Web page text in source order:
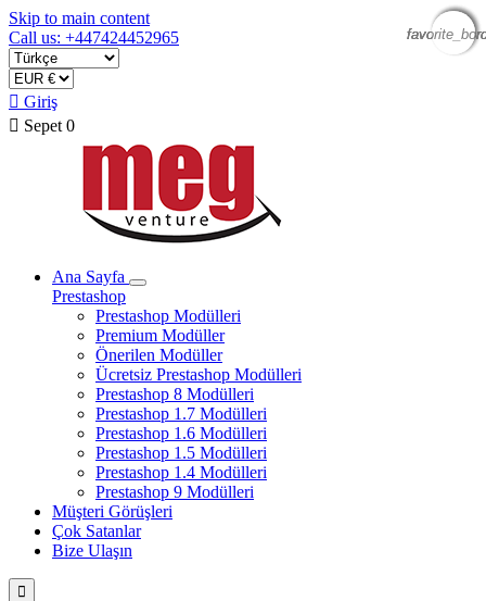
Skip to main content
Call us: +447424452965
 Giriş
 Sepet 0
Ana Sayfa
Prestashop
Prestashop Modülleri
Premium Modüller
Önerilen Modüller
Ücretsiz Prestashop Modülleri
Prestashop 8 Modülleri
Prestashop 1.7 Modülleri
Prestashop 1.6 Modülleri
Prestashop 1.5 Modülleri
Prestashop 1.4 Modülleri
Prestashop 9 Modülleri
Müşteri Görüşleri
Çok Satanlar
Bize Ulaşın
